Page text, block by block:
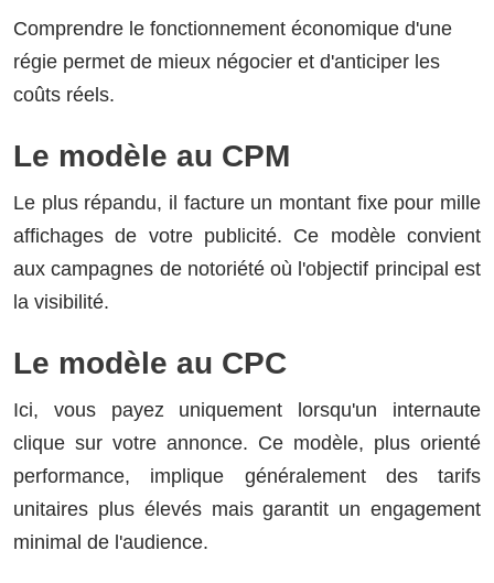
Comprendre le fonctionnement économique d'une
régie permet de mieux négocier et d'anticiper les
coûts réels.
Le modèle au CPM
Le plus répandu, il facture un montant fixe pour mille
affichages de votre publicité. Ce modèle convient
aux campagnes de notoriété où l'objectif principal est
la visibilité.
Le modèle au CPC
Ici, vous payez uniquement lorsqu'un internaute
clique sur votre annonce. Ce modèle, plus orienté
performance, implique généralement des tarifs
unitaires plus élevés mais garantit un engagement
minimal de l'audience.